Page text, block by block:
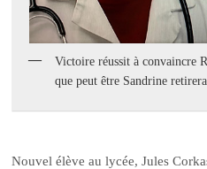
Victoire réussit à convaincre
que peut être Sandrine
Nouvel élève au lycée, Jules